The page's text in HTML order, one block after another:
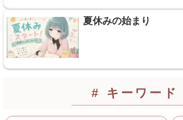
夏休みの始まり
# キーワード